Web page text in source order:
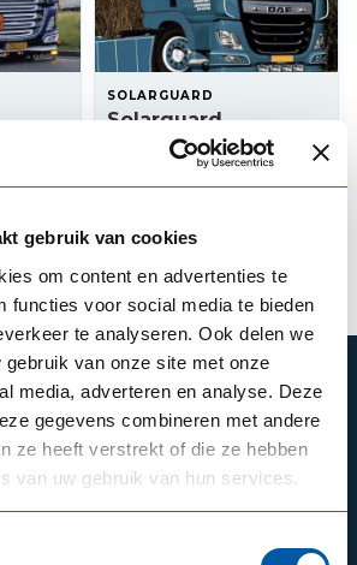
gebruik van cookies
om content en advertenties te
functies voor social media te bieden
te analyseren. Ook delen we
gebruik van onze site met onze
media, adverteren en analyse. Deze
gegevens combineren met andere
ze heeft verstrekt of die ze hebben
van uw gebruik van hun services.
XF
SOLARGUARD
Solarguard
Onderspoiler DAF CF
ONZE NIEUWSBRIEF
over onze laatste acties